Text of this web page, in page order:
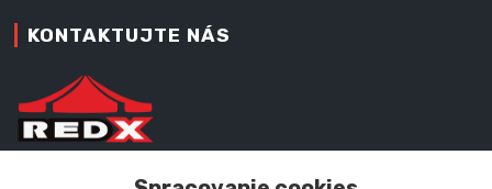
KONTAKTUJTE NÁS